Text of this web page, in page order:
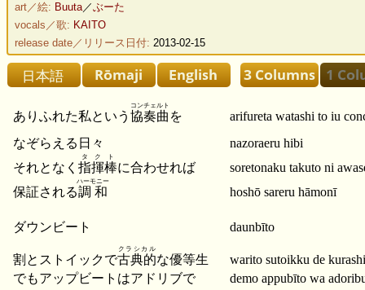
art／絵: Buuta／ぶーた
vocals／歌: KAITO
release date／リリース日付: 2013-02-15
ありふれた私という 協奏曲
コンチェルト
を
arifureta watashi to iu
なぞらえる日々
nazoraeru hibi
それとなく 指揮棒
タクト
に合わせれば
soretonaku takuto ni
保証される調和
ハーモニー
hoshō sareru hāmonī
ダウンビート daunbīto
割とストイックで古典的
クラシカル
な優等生
warito sutoikku de
でもアップビートはアドリブで
demo appubīto wa